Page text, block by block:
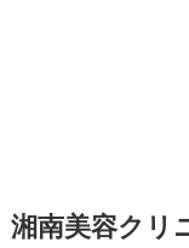
湘南美容クリ